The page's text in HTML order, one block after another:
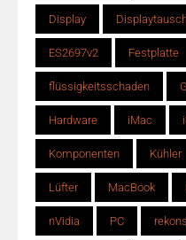
Display
ES2697v2 Festplatte
flüssigkeitsschaden
Hardware iMac
Komponenten Kühler
Lüfter MacBook
nVidia PC